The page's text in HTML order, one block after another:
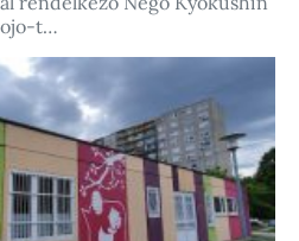
t…